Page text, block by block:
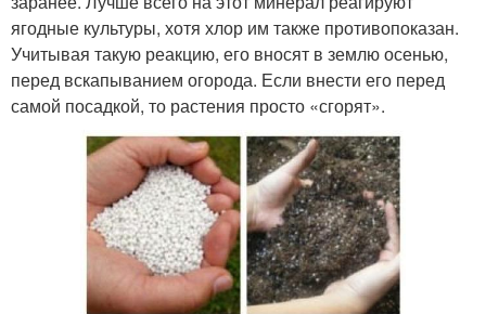
ягодные культуры, хотя хлор им также противопоказан.
Учитывая такую реакцию, его вносят в землю осенью,
перед вскапыванием огорода. Если внести его перед
самой посадкой, то растения просто «сгорят».